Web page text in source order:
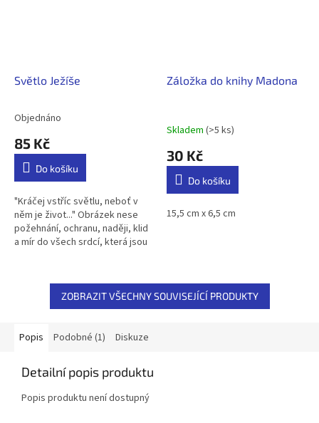
Světlo Ježíše
Průměrné
produktu
5,0
5
hvězdiček.
Objednáno
85 Kč
Do košíku
"Kráčej vstříc světlu, neboť v
něm je život..." Obrázek nese
požehnání, ochranu, naději, klid
a mír do všech srdcí, která jsou
Záložka do knihy Madona
Skladem (>5 ks)
30 Kč
Do košíku
15,5 cm x 6,5 cm
ZOBRAZIT VŠECHNY SOUVISEJÍCÍ PRODUKTY
Popis Podobné (1) Diskuze
Detailní popis produktu
Popis produktu není dostupný